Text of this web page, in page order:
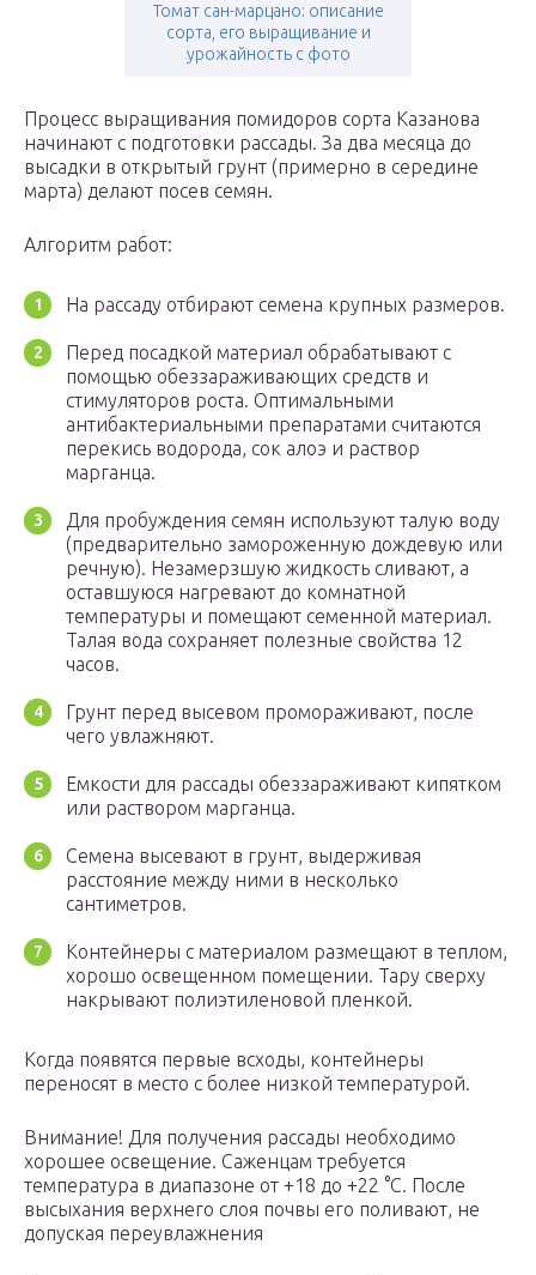
Томат сан-марцано: описание
сорта, его выращивание и
урожайность с фото
Процесс выращивания помидоров сорта Казанова
начинают с подготовки рассады. За два месяца до
высадки в открытый грунт (примерно в середине
марта) делают посев семян.
Алгоритм работ:
На рассаду отбирают семена крупных размеров.
Перед посадкой материал обрабатывают с
помощью обеззараживающих средств и
стимуляторов роста. Оптимальными
антибактериальными препаратами считаются
перекись водорода, сок алоэ и раствор
марганца.
Для пробуждения семян используют талую воду
(предварительно замороженную дождевую или
речную). Незамерзшую жидкость сливают, а
оставшуюся нагревают до комнатной
температуры и помещают семенной материал.
Талая вода сохраняет полезные свойства 12
часов.
Грунт перед высевом промораживают, после
чего увлажняют.
Емкости для рассады обеззараживают кипятком
или раствором марганца.
Семена высевают в грунт, выдерживая
расстояние между ними в несколько
сантиметров.
Контейнеры с материалом размещают в теплом,
хорошо освещенном помещении. Тару сверху
накрывают полиэтиленовой пленкой.
Когда появятся первые всходы, контейнеры
переносят в место с более низкой температурой.
Внимание! Для получения рассады необходимо
хорошее освещение. Саженцам требуется
температура в диапазоне от +18 до +22 °C. После
высыхания верхнего слоя почвы его поливают, не
допуская переувлажнения